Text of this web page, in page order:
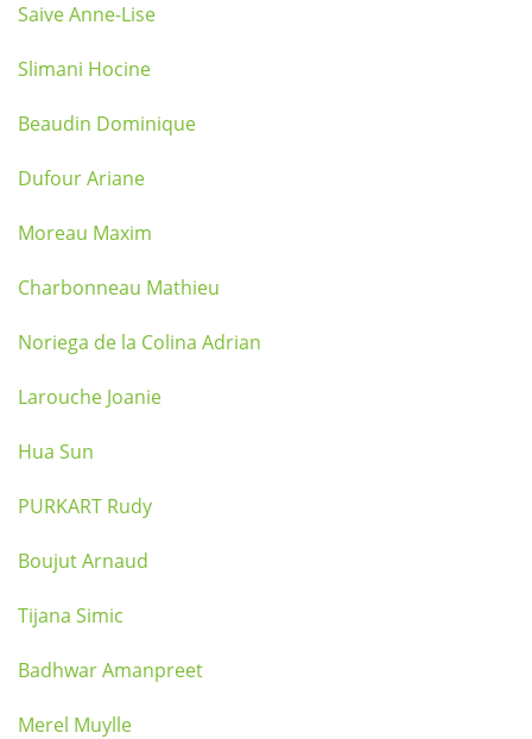
Saive Anne-Lise
Slimani Hocine
Beaudin Dominique
Dufour Ariane
Moreau Maxim
Charbonneau Mathieu
Noriega de la Colina Adrian
Larouche Joanie
Hua Sun
PURKART Rudy
Boujut Arnaud
Tijana Simic
Badhwar Amanpreet
Merel Muylle